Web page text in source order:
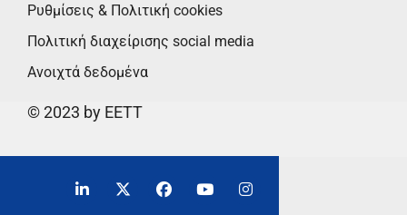
Ρυθμίσεις & Πολιτική cookies
Πολιτική διαχείρισης social media
Ανοιχτά δεδομένα
© 2023 by EETT